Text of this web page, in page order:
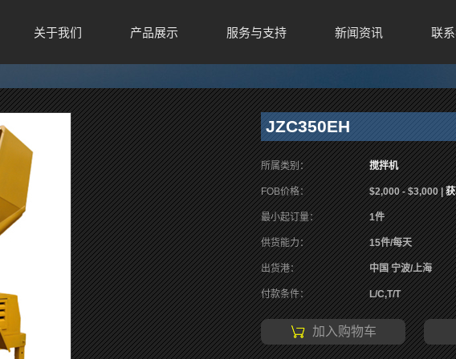
关于我们 产品展示 服务与支持 新闻资讯 联
JZC350EH
所属类别： 搅拌机
FOB价格： $2,000 - $3,000 |
最小起订量： 1件
供货能力： 15件/每天
出货港： 中国 宁波/上海
付款条件： L/C,T/T
加入购物车